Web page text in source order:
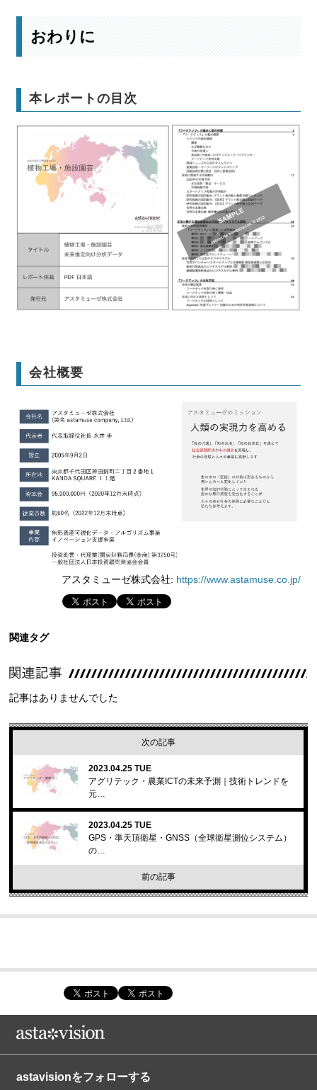
おわりに
本レポートの目次
会社概要
アスタミューゼ株式会社: https://www.astamuse.co.jp/
関連タグ
記事はありませんでした
次の記事
2023.04.25 TUE
アグリテック・農業ICTの未来予測｜技術トレンドを
元…
2023.04.25 TUE
GPS・準天頂衛星・GNSS（全球衛星測位システム）
の…
前の記事
astavisionをフォローする